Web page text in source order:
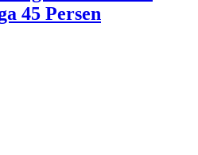
45 Persen